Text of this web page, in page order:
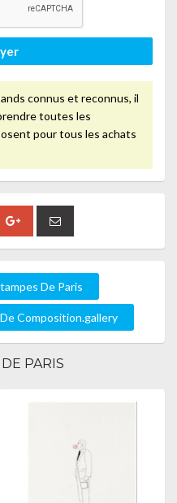
connus et reconnus, il
toutes les
pour tous les achats
De Paris
Composition.gallery
PARIS